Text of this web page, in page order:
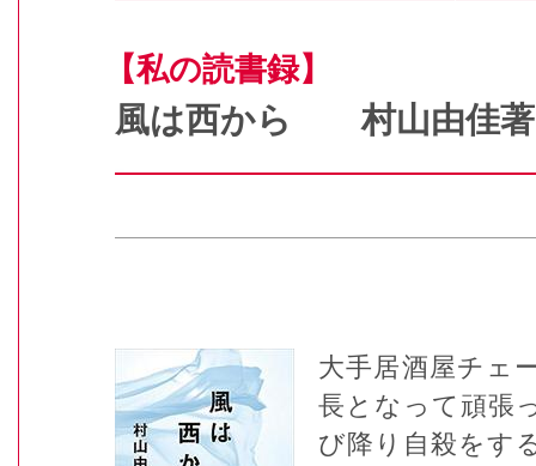
【私の読書録】
風は西から 村山由佳
大手居酒屋チェ
長となって頑張
び降り自殺をす